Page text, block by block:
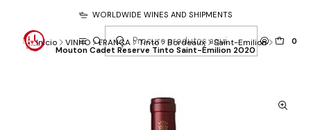
0
WORLDWIDE WINES AND SHIPMENTS
Início VINHO FRANÇA Tinto Bordeaux Saint-Emilion
Mouton Cadet Reserve Tinto Saint-Émilion 2020